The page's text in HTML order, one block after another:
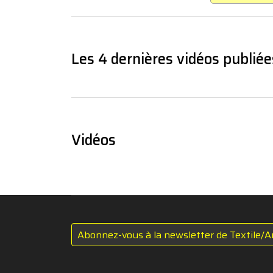
Les 4 dernières vidéos
Vidéos
Abonnez-vous à la newsletter de Textile/